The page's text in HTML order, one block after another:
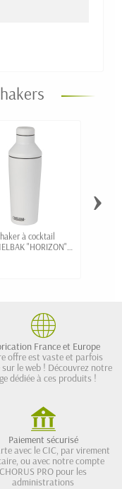
à cocktail
"HORIZON"
›
France et Europe
offre est vaste et parfois
sur le web ! Découvrez notre
dédiée à ces produits !
Paiement sécurisé
avec le CIC, par virement
ou avec notre compte
CHORUS PRO pour les
administrations